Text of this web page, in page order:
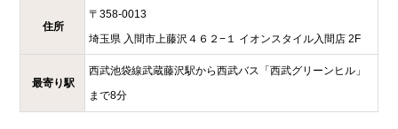
住所
〒 358-0013
埼玉県 入間市上藤沢４６２−１ イオンスタイル入間店 2F
最寄り駅
西武池袋線武蔵藤沢駅から西武バス「西武グリーンヒル」
まで8分